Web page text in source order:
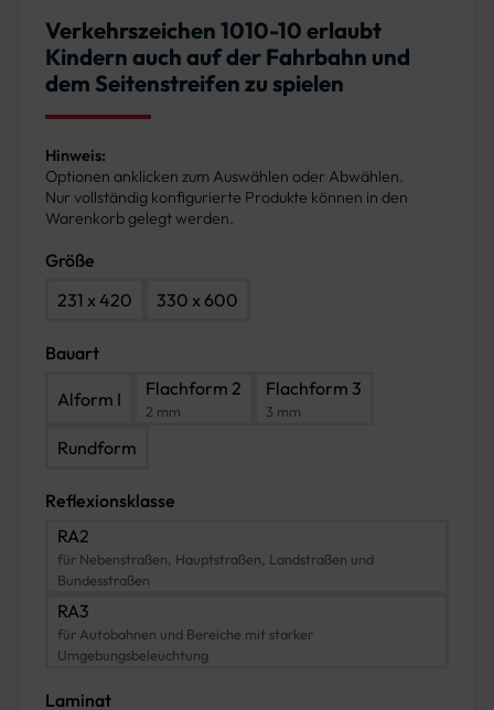
Verkehrszeichen 1010-10 erlaubt
Kindern auch auf der Fahrbahn und
dem Seitenstreifen zu spielen
Hinweis:
Optionen anklicken zum Auswählen oder Abwählen.
Nur vollständig konfigurierte Produkte können in den
Warenkorb gelegt werden.
Größe
231 x 420
330 x 600
Bauart
Alform I Flachform 2
2 mm
Flachform 3
3 mm
Rundform
Reflexionsklasse
RA2
für Nebenstraßen, Hauptstraßen, Landstraßen und
Bundesstraßen
RA3
für Autobahnen und Bereiche mit starker
Umgebungsbeleuchtung
Laminat